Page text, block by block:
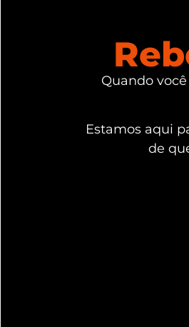
Quando
Estamos aqui
de